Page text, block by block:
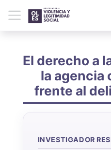
El derecho a
la agencia
frente al
INVESTIGADOR